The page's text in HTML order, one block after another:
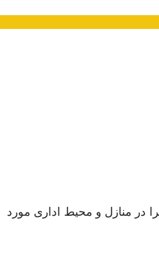
در منازل و محیط اداری مورد